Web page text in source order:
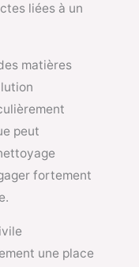
liées à un
matières
peut
fortement
une place